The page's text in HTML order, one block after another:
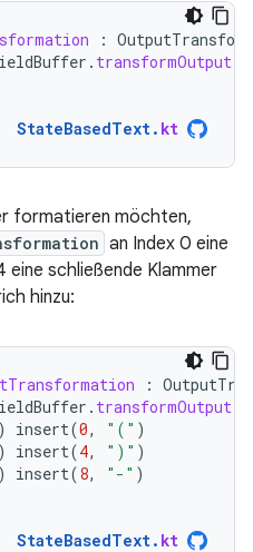
:
. transformOutput
StateBasedText. kt
formatieren möchten,
an Index 0 eine
eine schließende Klammer
hinzu:
:
. transformOutput
) insert(0, "(" )
) insert(4, ")" )
) insert(8, "-" )
StateBasedText. kt